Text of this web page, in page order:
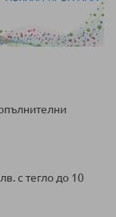
с тегло до 10